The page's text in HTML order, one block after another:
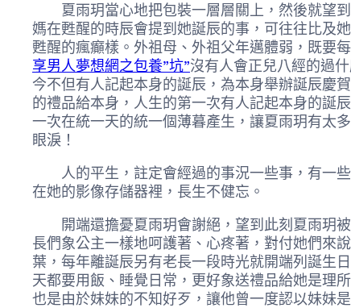
夏雨玥當心地把包裝一層層關上，然後就望到
媽在甦醒的時辰會提到她誕辰的事，可往往比及
甦醒的瘋癲樣。外祖母、外祖父年邁體弱，既要
享男人夢想網之包養”坑”沒有人會正兒八經的過
今不但有人記起本身的誕辰，為本身舉辦誕辰慶
的禮品給本身，人生的第一次有人記起本身的誕
一次在統一天的統一個薄暮產生，讓夏雨玥有太
眼淚！
人的平生，註定會經過的事況一些事，有一些
在她的影像存儲器裡，長生不健忘。
開端還擔憂夏雨玥會謝絕，望到此刻夏雨玥被
長們象公主一樣地呵護著、心疼著，對付她們來
葉，每年離誕辰另有老長一段時光就開端列誕生
天都要用飯、睡覺日常，更好象送禮品給她是理
也是由於妹妹的不知好歹，讓他曾一度認以妹妹